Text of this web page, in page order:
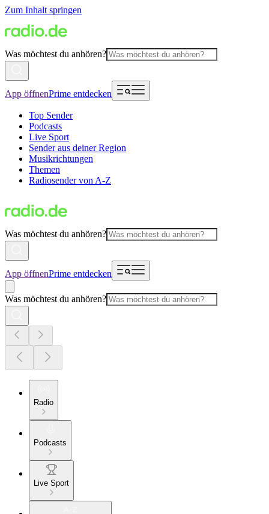
Zum Inhalt springen
Was möchtest du anhören?
App öffnenPrime entdecken
Top Sender
Podcasts
Live Sport
Sender aus deiner Region
Musikrichtungen
Themen
Radiosender von A-Z
Was möchtest du anhören?
App öffnenPrime entdecken
Was möchtest du anhören?
Radio
Podcasts
Live Sport